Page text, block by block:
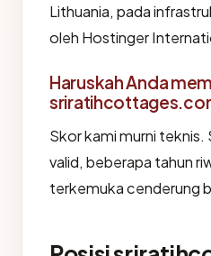
Lithuania, pada
oleh Hostinger
Haruskah Anda
Skor kami murni teknis.
valid, beberapa tahun
terkemuka cenderung